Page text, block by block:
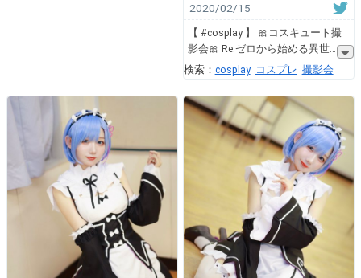
2020/02/15
【 #cosplay 】 🎀コスキュート撮
影会🎀 Re:ゼロから始める異世
検索： cosplay コスプレ 撮影会